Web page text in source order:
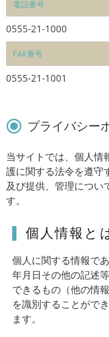
電話番号
0555-21-1000
FAX番号
0555-21-1001
プライバシー
当サイトでは、個人情
護に関する法令を遵守
及び提供、管理につい
す。
個人情報と
個人に関する情報で
年月日その他の記述
できるもの（他の情
を識別することがで
ます。